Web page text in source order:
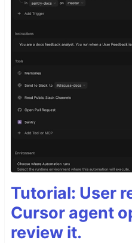
Tutorial: User
Cursor agent
review it.